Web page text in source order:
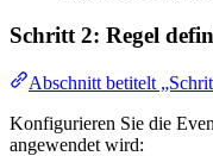
Schritt 2: Regel
Abschnitt betitelt
Konfigurieren Sie die
angewendet wird: